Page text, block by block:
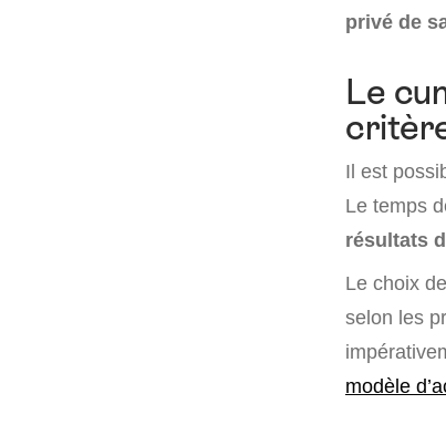
privé de
Le
Il est
Le temps
résultats
Le choix
selon les
modèle